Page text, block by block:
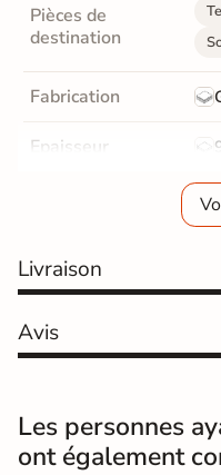
Pièces de
destination
Fabrication
Epaisseur
Coefficient
antidérapant
C
Résistance à
Masse colorée Oui
Livraison
Avis
Les personnes
ont également